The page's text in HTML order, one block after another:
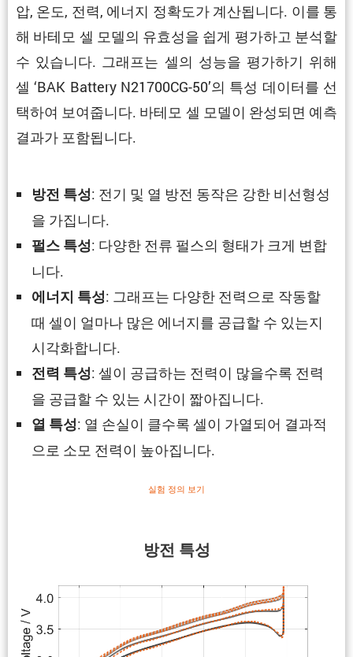
압, 온도, 전력, 에너지 정확도가 계산됩니다. 이를 통
해 바테모 셀 모델의 유효성을 쉽게 평가하고 분석할
수 있습니다. 그래프는 셀의 성능을 평가하기 위해
셀 ‘BAK Battery N21700CG-50’의 특성 데이터를 선
택하여 보여줍니다. 바테모 셀 모델이 완성되면 예측
결과가 포함됩니다.
방전 특성
방전 특성: 전기 및 열 방전 동작은 강한 비선형성
을 가집니다.
펄스 특성: 다양한 전류 펄스의 형태가 크게 변합
니다.
에너지 특성: 그래프는 다양한 전력으로 작동할
때 셀이 얼마나 많은 에너지를 공급할 수 있는지
시각화합니다.
전력 특성: 셀이 공급하는 전력이 많을수록 전력
을 공급할 수 있는 시간이 짧아집니다.
열 특성: 열 손실이 클수록 셀이 가열되어 결과적
으로 소모 전력이 높아집니다.
실험 정의 보기